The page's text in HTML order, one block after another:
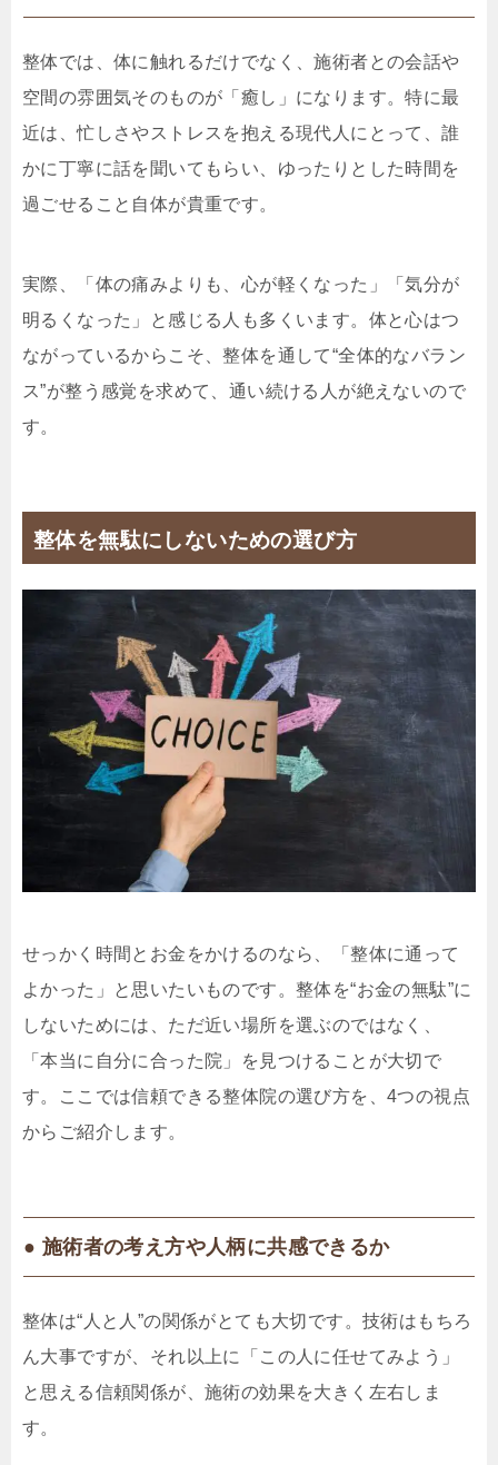
整体では、体に触れるだけでなく、施術者との会話や
空間の雰囲気そのものが「癒し」になります。特に最
近は、忙しさやストレスを抱える現代人にとって、誰
かに丁寧に話を聞いてもらい、ゆったりとした時間を
過ごせること自体が貴重です。
実際、「体の痛みよりも、心が軽くなった」「気分が
明るくなった」と感じる人も多くいます。体と心はつ
ながっているからこそ、整体を通して“全体的なバラン
ス”が整う感覚を求めて、通い続ける人が絶えないので
す。
整体を無駄にしないための選び方
せっかく時間とお金をかけるのなら、「整体に通って
よかった」と思いたいものです。整体を“お金の無駄”に
しないためには、ただ近い場所を選ぶのではなく、
「本当に自分に合った院」を見つけることが大切で
す。ここでは信頼できる整体院の選び方を、4つの視点
からご紹介します。
● 施術者の考え方や人柄に共感できるか
整体は“人と人”の関係がとても大切です。技術はもちろ
ん大事ですが、それ以上に「この人に任せてみよう」
と思える信頼関係が、施術の効果を大きく左右しま
す。